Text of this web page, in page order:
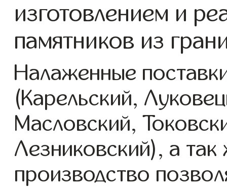
изготовлением и
памятников из
Налаженные
(Карельский,
Масловский,
Лезниковский), а
производство